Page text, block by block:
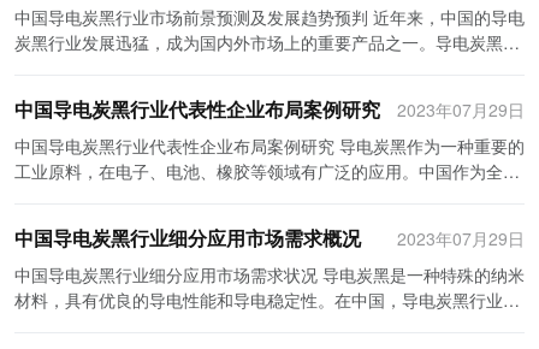
广阔。同时，BOPA薄膜行业需要不断创新，提高产品的技术含量和
附加值，以满足不断变化的市场需求。此外，在环保意识的推动下，
来可能面临的环保压力。 综上所述，全球BOPA薄膜行业正处于快速
发展的阶段，BOPA薄膜市场前景广阔。随着人们对包装品质和环保
要求的提高，BOPA薄膜在食品、医药和电子产品等领域的需求将不
断增长。然而，BOPA薄膜行业仍面临一些挑战，包括原材料价格上
以应对市场的变化和环保的要求。
空间。 技术因素是指技术创新对行业的影响。随着科技的进步，薄膜
行业也在不断迭代更新，新材料的研发和应用为薄膜行业带来了更多
能，满足消费者对于包装品质的要求。此外，技术的进步也可以提高
薄膜行业的宏观环境受到政治、经济、社会和技术等因素的影响。政
府的政策和规定、经济的增速和通胀、社会文化的变迁以及技术的创
科技进步的推动，中国BOPA薄膜行业在充满挑战的同时，也蕴含着
巨大的机遇。行业的从业者需要密切关注市场需求的变化，加强技术
创新，提高产品质量，以适应和把握行业发展的机遇。
息，可以及时了解到行业的动态以及相关政策法规的影响。 同时，还
可以通过专门从事市场研究的机构提供的数据和报告来了解BOPA薄
膜行业的发展情况。这些机构通常会对市场进行调研，收集和分析相
状况，还会对行业中的关键领域和企业进行详细分析。 此外，通过企
业年报、财务报表和公开信息也可以获取BOPA薄膜行业的相关数
据。企业年报是企业公开的一种重要信息渠道，通过对企业年报的分
析，可以了解到企业的经营状况、市场份额等信息。同时，还可以通
BOPA薄膜行业的数据还可以通过咨询行业专家和从业者来获取。这
些专家和从业者通常有丰富的行业实践经验，能够提供一手的市场信
息和行业动态。 总的来说，了解BOPA薄膜行业的数据来源多样化，
可以通过专业报告、行业协会、市场研究机构、企业年报和咨询行业
术、汽车工业、新能源等行业的快速发展，对导电炭黑的需求将持续
增长。投资者可以通过跟踪市场动向、了解不同行业的需求变化来制
新和研发不断提高产品质量和附加值。投资者应加大技术研发投入，
提高自主创新能力，并加强与高等院校和科研机构的合作，共同推动
行业的技术进步和创新。 第三，投资者应注重环保和可持续发展。随
着全球环保意识的提高，对环保问题的关注程度也在增加。导电炭黑
推动绿色生产和循环经济的发展。此外，投资者还应关注可持续发
展，探索可再生能源利用和高效能源利用等方面的技术和方法，减少
对传统能源的依赖。 第四，投资者应关注国内外市场的融合与合作。
面对国内市场竞争的同时，投资者还应积极探索国际市场，寻找合作
中国导电炭黑行业市场前景预测及发展趋势预判 近年来，中国的导电
炭黑行业发展迅猛，成为国内外市场上的重要产品之一。导电炭黑广
这篇文章中，我们将对中国导电炭黑行业的市场前景进行预测，并对
其发展趋势进行预判。 首先，中国导电炭黑行业市场前景十分广阔。
随着电子行业和电力行业的高速发展，对导电材料的需求不断增加，
使得导电炭黑的市场需求也随之增长。导电炭黑具有优异的导电性能
炭黑作为一种理想的导电材料，在市场上的需求将会进一步提升。 其
次，中国导电炭黑行业的发展将受益于国家政策的支持。随着环保意
识的不断增强，政府对环保产业的支持也越来越大。导电炭黑作为一
中国导电炭黑行业代表性企业布局案例研究
2023年07月29日
中国导电炭黑行业代表性企业布局案例研究 导电炭黑作为一种重要的
工业原料，在电子、电池、橡胶等领域有广泛的应用。中国作为全球
展提供一定的借鉴。 首先，以湖北金浩炭黑有限公司为例。金浩炭黑
是中国导电炭黑行业的重要企业之一，其主要产品包括导电炭黑和纯
炭黑。在布局方面，金浩炭黑在湖北省设有两个生产基地，分别位于
中国导电炭黑行业细分应用市场需求概况
2023年07月29日
中国导电炭黑行业细分应用市场需求状况 导电炭黑是一种特殊的纳米
材料，具有优良的导电性能和导电稳定性。在中国，导电炭黑行业已